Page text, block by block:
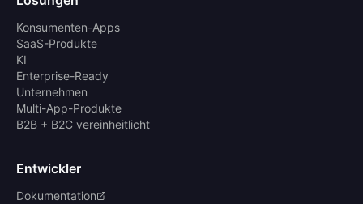
Konsumenten-Apps
SaaS-Produkte
KI
Enterprise-Ready
Unternehmen
Multi-App-Produkte
B2B + B2C vereinheitlicht
Entwickler
Dokumentation